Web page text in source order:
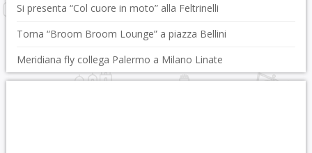
Si presenta “Col cuore in moto” alla Feltrinelli
Torna “Broom Broom Lounge” a piazza Bellini
Meridiana fly collega Palermo a Milano Linate